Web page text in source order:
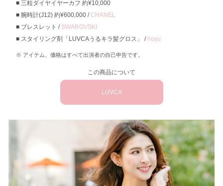
三粒ダイヤイヤーカフ 約¥10,000
腕時計(J12) 約¥600,000 /CHANEL
ブレスレット / SWAROVSKI
スタイリング剤「LUVCAうるキラ髪グロス」 / hoyu
アイテム、価格はすべて出演者の自己申告です。
この商品について
LUVCA